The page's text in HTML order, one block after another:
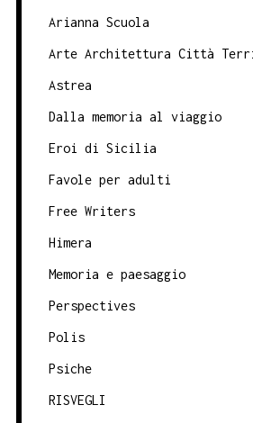
Arianna Scuola
Arte Architettura Città
Astrea
Dalla memoria al viaggio
Eroi di Sicilia
Favole per adulti
Free Writers
Himera
Memoria e paesaggio
Perspectives
Polis
Psiche
RISVEGLI